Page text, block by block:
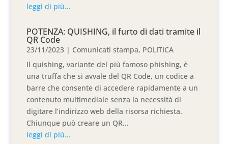
leggi di più...
POTENZA: QUISHING, il furto di dati tramite il
QR Code
23/11/2023 | Comunicati stampa, POLITICA
Il quishing, variante del più famoso phishing, è
una truffa che si avvale del QR Code, un codice a
barre che consente di accedere rapidamente a un
contenuto multimediale senza la necessità di
digitare l’indirizzo web della risorsa richiesta.
Chiunque può creare un QR...
leggi di più...